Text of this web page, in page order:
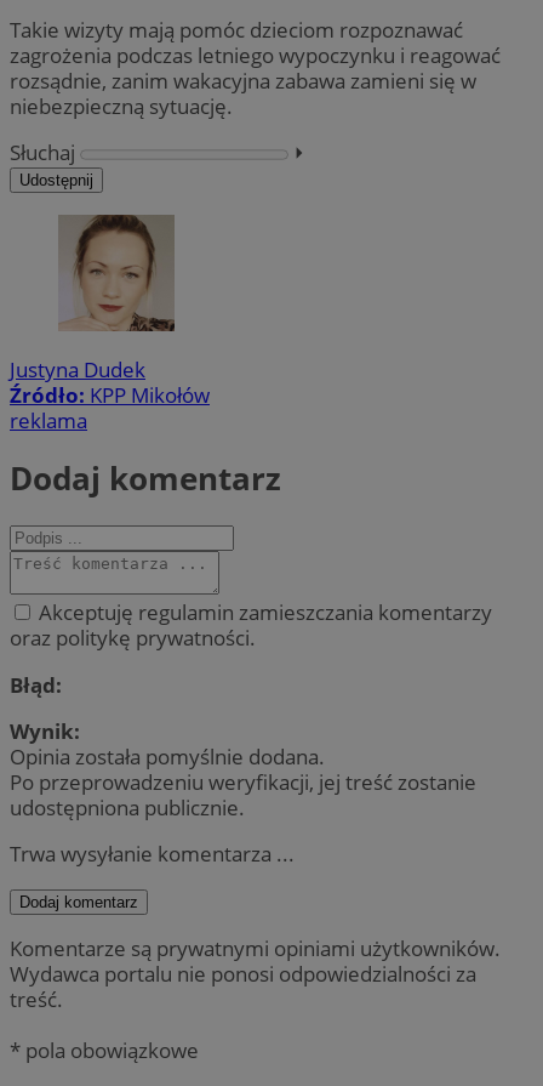
Takie wizyty mają pomóc dzieciom rozpoznawać
zagrożenia podczas letniego wypoczynku i reagować
rozsądnie, zanim wakacyjna zabawa zamieni się w
niebezpieczną sytuację.
Słuchaj
⏵︎
Udostępnij
Justyna Dudek
Źródło: KPP Mikołów
reklama
Dodaj komentarz
Akceptuję regulamin zamieszczania komentarzy
oraz politykę prywatności.
Błąd:
Wynik:
Opinia została pomyślnie dodana.
Po przeprowadzeniu weryfikacji, jej treść zostanie
udostępniona publicznie.
Trwa wysyłanie komentarza ...
Dodaj komentarz
Komentarze są prywatnymi opiniami użytkowników.
Wydawca portalu nie ponosi odpowiedzialności za
treść.
* pola obowiązkowe